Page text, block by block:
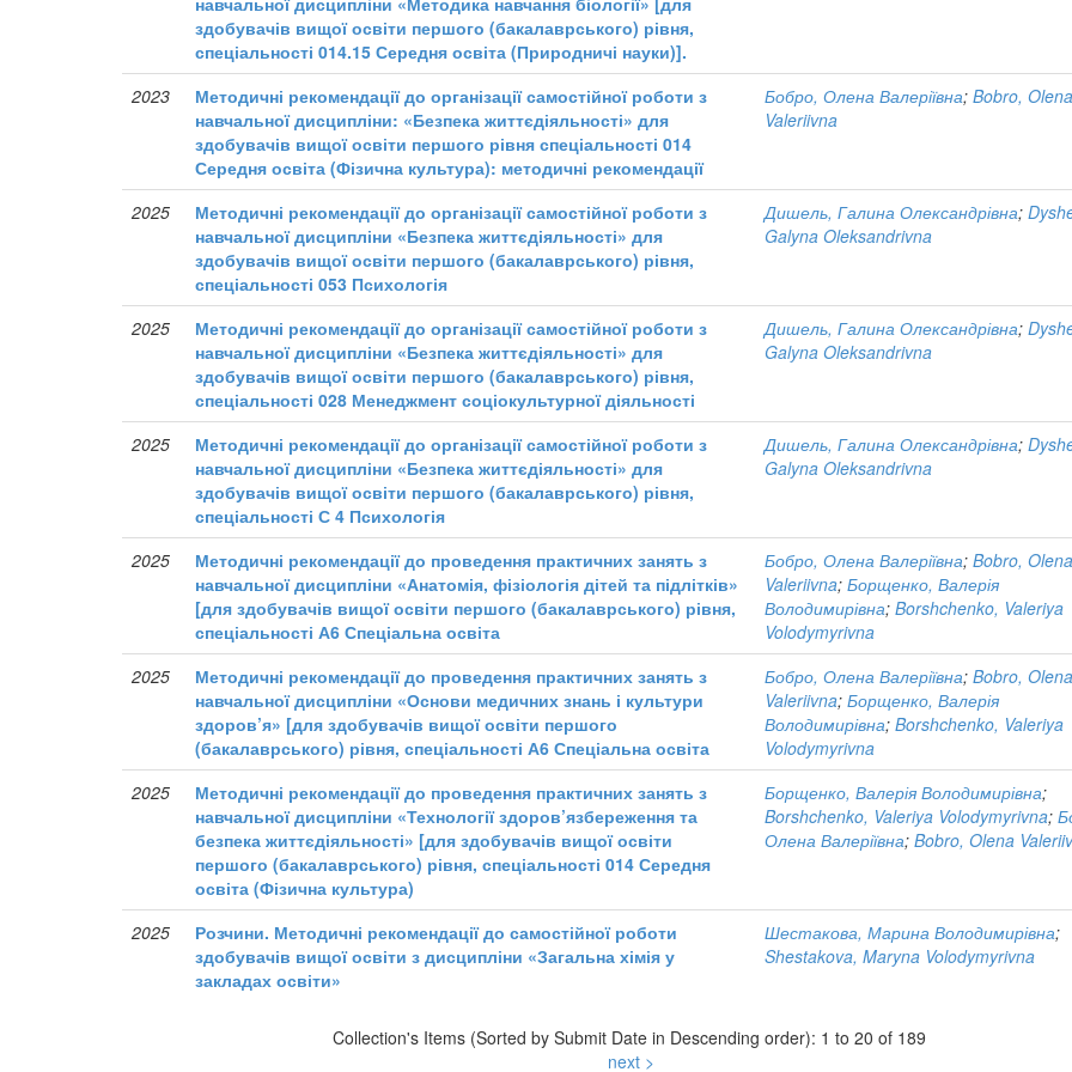
здобувачів вищої освіти першого (бакалаврського) рівня,
спеціальності 014.15 Середня освіта (Природничі науки)].
2023
Методичні рекомендації до організації самостійної роботи з
навчальної дисципліни: «Безпека життєдіяльності» для
здобувачів вищої освіти першого рівня спеціальності 014
Середня освіта (Фізична культура): методичні рекомендації
Бобро, Олена Валеріївна;Bobro, Olena
Valeriivna
2025
Методичні рекомендації до організації самостійної роботи з
навчальної дисципліни «Безпека життєдіяльності» для
здобувачів вищої освіти першого (бакалаврського) рівня,
спеціальності 053 Психологія
Дишель, Галина Олександрівна;
Galyna Oleksandrivna
2025
Методичні рекомендації до організації самостійної роботи з
навчальної дисципліни «Безпека життєдіяльності» для
здобувачів вищої освіти першого (бакалаврського) рівня,
спеціальності 028 Менеджмент соціокультурної діяльності
Дишель, Галина Олександрівна;
Galyna Oleksandrivna
2025
Методичні рекомендації до організації самостійної роботи з
навчальної дисципліни «Безпека життєдіяльності» для
здобувачів вищої освіти першого (бакалаврського) рівня,
спеціальності С 4 Психологія
Дишель, Галина Олександрівна;
Galyna Oleksandrivna
2025
Методичні рекомендації до проведення практичних занять з
навчальної дисципліни «Анатомія, фізіологія дітей та підлітків»
[для здобувачів вищої освіти першого (бакалаврського) рівня,
спеціальності А6 Спеціальна освіта
Бобро, Олена Валеріївна;Bobro, Olena
Valeriivna;Борщенко, Валерія
Володимирівна;Borshchenko, Valeriya
Volodymyrivna
2025
Методичні рекомендації до проведення практичних занять з
навчальної дисципліни «Основи медичних знань і культури
здоров’я» [для здобувачів вищої освіти першого
(бакалаврського) рівня, спеціальності А6 Спеціальна освіта
Бобро, Олена Валеріївна;Bobro, Olena
Valeriivna;Борщенко, Валерія
Володимирівна;Borshchenko, Valeriya
Volodymyrivna
2025
Методичні рекомендації до проведення практичних занять з
навчальної дисципліни «Технології здоров’язбереження та
безпека життєдіяльності» [для здобувачів вищої освіти
першого (бакалаврського) рівня, спеціальності 014 Середня
освіта (Фізична культура)
Борщенко, Валерія Володимирівна;
Borshchenko, Valeriya Volodymyrivna;
Олена Валеріївна;Bobro, Olena
2025
Розчини. Методичні рекомендації до самостійної роботи
здобувачів вищої освіти з дисципліни «Загальна хімія у
закладах освіти»
Шестакова, Марина Володимирівна;
Shestakova, Maryna Volodymyrivna
Collection's Items (Sorted by Submit Date in Descending order): 1 to 20 of 189
next >